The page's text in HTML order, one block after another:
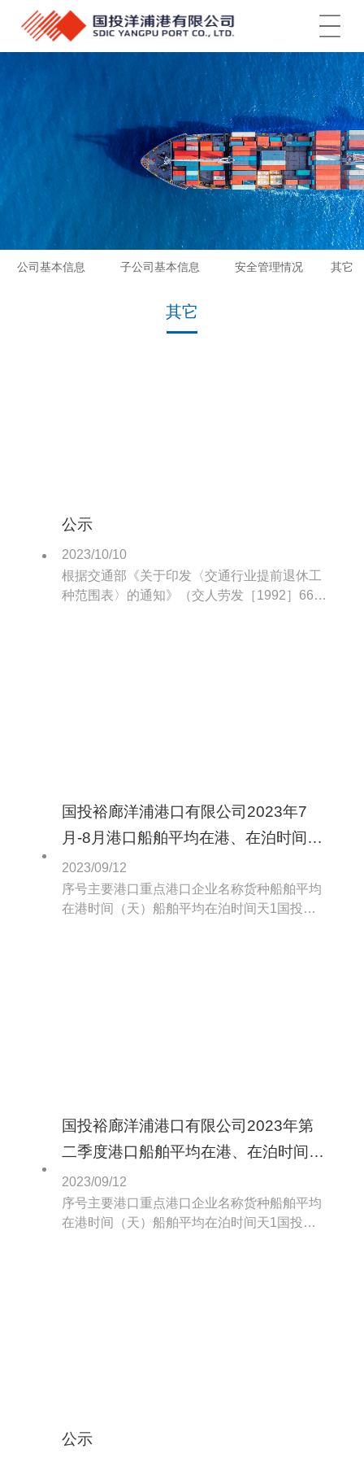
菜单
公司基本信息 子公司基本信息 安全管理情况 其它
其它
公示
2023/10/10
根据交通部《关于印发〈交通行业提前退休工
种范围表〉的通知》（交人劳发［1992］663
国投裕廊洋浦港口有限公司2023年7
月-8月港口船舶平均在港、在泊时间公
示
2023/09/12
序号主要港口重点港口企业名称货种船舶平均
在港时间（天）船舶平均在泊时间天1国投裕
国投裕廊洋浦港口有限公司2023年第
二季度港口船舶平均在港、在泊时间公
示
2023/09/12
序号主要港口重点港口企业名称货种船舶平均
在港时间（天）船舶平均在泊时间天1国投裕
公示